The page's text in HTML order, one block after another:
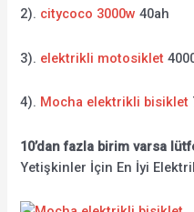
2). citycoco 3000w 40ah
3). elektrikli motosiklet
4). Mocha elektrikli bisiklet
10’dan fazla birim varsa
Yetişkinler İçin En İyi